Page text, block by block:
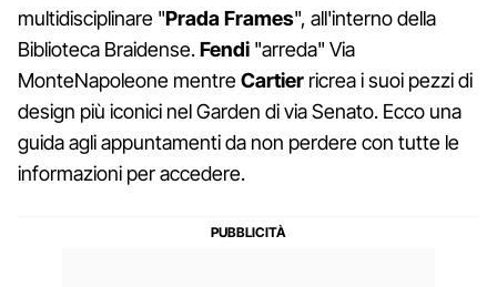
multidisciplinare "Prada Frames", all'interno della
Biblioteca Braidense.Fendi "arreda" Via
MonteNapoleone mentreCartier ricrea i suoi pezzi di
design più iconici nel Garden di via Senato. Ecco una
guida agli appuntamenti da non perdere con tutte le
informazioni per accedere.